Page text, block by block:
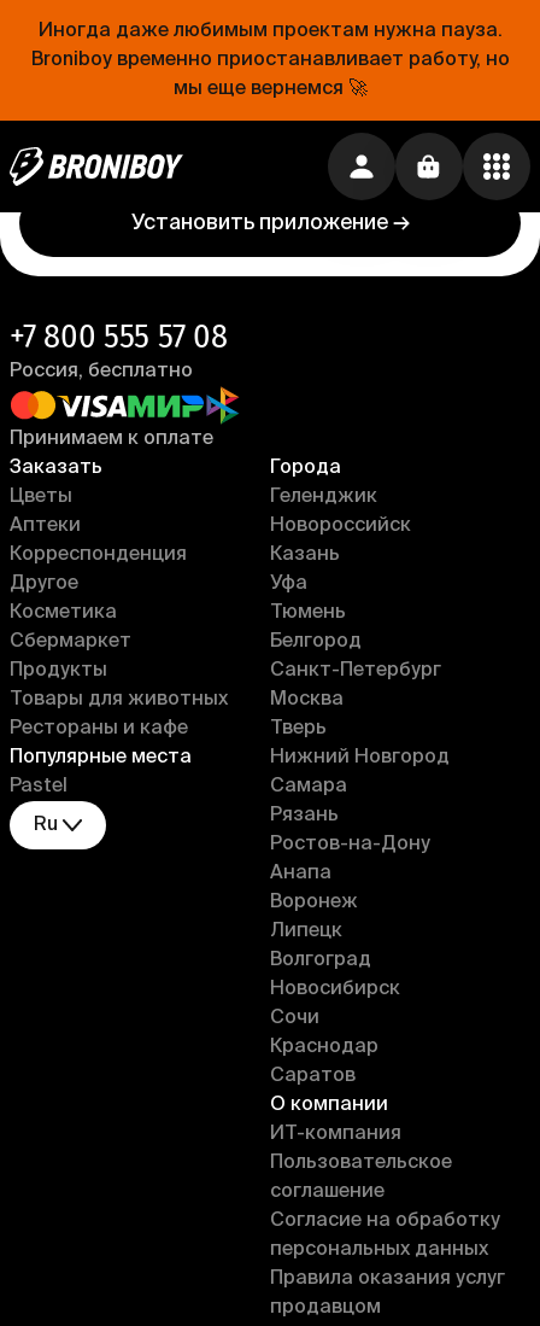
Иногда даже любимым проектам нужна пауза.
Broniboy временно приостанавливает работу, но
мы еще вернемся 🚀
Проще, чем открыть холодильник
Broniboy и закажи еду из любимого ресторана
прямо сейчас!
Установить приложение →
Заказать
Цветы
Аптеки
Корреспонденция
Другое
Косметика
Сбермаркет
Продукты
Товары для животных
Рестораны и кафе
Популярные места
Pastel
Ru
Города
Геленджик
Новороссийск
Казань
Уфа
Тюмень
Белгород
Санкт-Петербург
Москва
Тверь
Нижний Новгород
Самара
Рязань
Ростов-на-Дону
Анапа
Воронеж
Липецк
Волгоград
Новосибирск
Сочи
Краснодар
Саратов
О компании
ИT-компания
Пользовательское
соглашение
Согласие на обработку
персональных данных
Правила оказания услуг
продавцом
+7 800 555 57 08
Россия, бесплатно
Принимаем к оплате